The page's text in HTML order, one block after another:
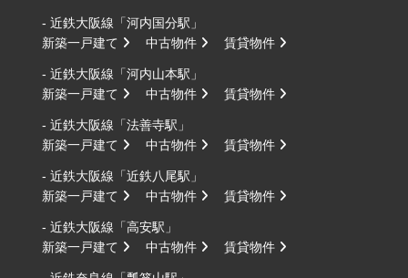
- 近鉄大阪線「河内国分駅」
新築一戸建て
中古物件 賃貸物件
- 近鉄大阪線「河内山本駅」
新築一戸建て
中古物件 賃貸物件
- 近鉄大阪線「法善寺駅」
新築一戸建て
中古物件 賃貸物件
- 近鉄大阪線「近鉄八尾駅」
新築一戸建て
中古物件 賃貸物件
- 近鉄大阪線「高安駅」
新築一戸建て
中古物件 賃貸物件